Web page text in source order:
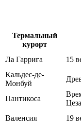
Термальный
курорт
Ла Гаррига 15
Кальдес-де-
Монбуй
Пантикоса
Валенсия 19